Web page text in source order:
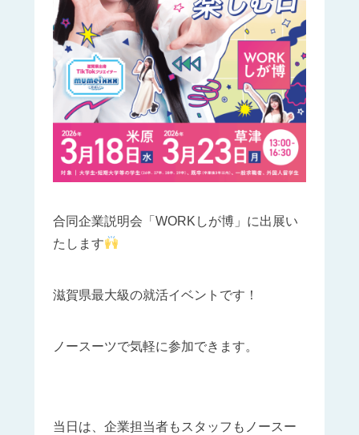
合同企業説明会「WORKしが博」に出展い
たします
滋賀県最大級の就活イベントです！
ノースーツで気軽に参加できます。
当日は、企業担当者もスタッフもノースー